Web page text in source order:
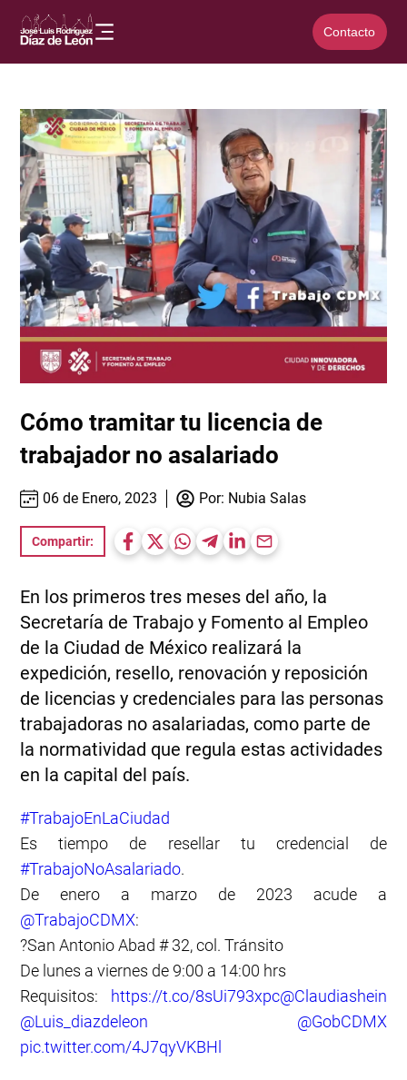
Contacto
Cómo tramitar tu licencia de
trabajador no asalariado
06 de Enero, 2023 Por: Nubia Salas
Compartir:
En los primeros tres meses del año, la
Secretaría de Trabajo y Fomento al Empleo
de la Ciudad de México realizará la
expedición, resello, renovación y reposición
de licencias y credenciales para las personas
trabajadoras no asalariadas, como parte de
la normatividad que regula estas actividades
en la capital del país.
#TrabajoEnLaCiudad
Es tiempo de resellar tu credencial de
#TrabajoNoAsalariado.
De enero a marzo de 2023 acude a
@TrabajoCDMX:
?San Antonio Abad # 32, col. Tránsito
De lunes a viernes de 9:00 a 14:00 hrs
Requisitos:
https://t.co/8sUi793xpc@Claudiashein
@Luis_diazdeleon
@GobCDMX
pic.twitter.com/4J7qyVKBHl